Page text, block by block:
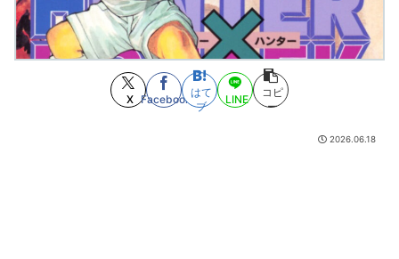
11:04)
お前ら今期アニメ何見てるの？ (8/9 11:04)
記憶していたよりずっとフリーザ第二形態が強い (8/9 11:01)
【悲報】学マスPさん繰り返されるランダムグッズで疲弊してしまう
第一部最高の終わり方 (8/9 10:56)
(8/9 10:36)
X Facebook
はて
ブ
LINE
コピ
ー
2026.06.18